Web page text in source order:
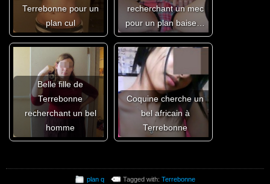
Terrebonne pour un
plan cul
recherchant un mec
pour un plan baise…
Belle fille de
Terrebonne
recherchant un bel
homme
Coquine cherche un
bel africain à
Terrebonne
plan q Tagged with: Terrebonne